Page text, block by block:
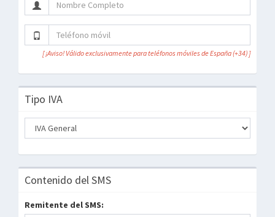
[ ¡Aviso! Válido exclusivamente para teléfonos móviles de España (+34) ]
Tipo IVA
Contenido del SMS
Remitente del SMS: